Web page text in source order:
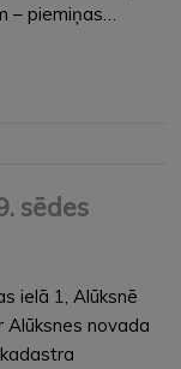
– piemiņas…
sēdes
ielā 1, Alūksnē
Alūksnes novada